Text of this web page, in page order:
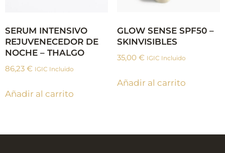
SERUM INTENSIVO
REJUVENECEDOR DE
NOCHE – THALGO
86,23 € IGIC Incluido
Añadir al carrito
GLOW SENSE SPF50 –
SKINVISIBLES
35,00 € IGIC Incluido
Añadir al carrito